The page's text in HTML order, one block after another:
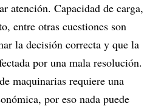
atención. Capacidad de carga,
entre otras cuestiones son
la decisión correcta y que la
por una mala resolución.
maquinarias requiere una
por eso nada puede